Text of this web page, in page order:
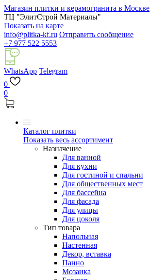
Магазин плитки и керамогранита в Москве
ТЦ "ЭлитСтрой Материалы"
Показать на карте
info@plitka-kf.ru Отправить сообщение
+7 977 522 5553
WhatsApp Telegram
0
0
Каталог плитки
Показать весь ассортимент
Назначение
Для ванной
Для кухни
Для гостиной и спальни
Для общественных мест
Для бассейна
Для фасада
Для улицы
Для цоколя
Тип товара
Напольная
Настенная
Декор, вставка
Панно
Мозаика